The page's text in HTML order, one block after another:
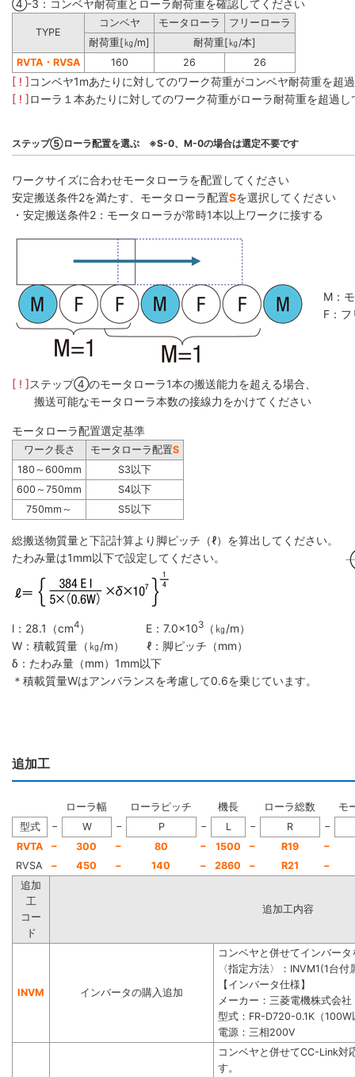
④-3：コンベヤ耐荷重とローラ耐荷重を確認してください
TYPE
コンベヤ モータローラ
フリーローラ
耐荷重[㎏/m]
耐荷重[㎏/本]
RVTA・RVSA
160 26 26
[ ! ]コンベヤ1mあたりに対してのワーク荷重がコンベヤ耐荷重を超
[ ! ]ローラ１本あたりに対してのワーク荷重がローラ耐荷重を超過
ステップ⑤ローラ配置を選ぶ ※S-0、M-0の場合は選定不要です
ワークサイズに合わせモータローラを配置してください
安定搬送条件2を満たす、モータローラ配置Sを選択してください
・安定搬送条件2：モータローラが常時1本以上ワークに接する
M：
F：
[ ! ]ステップ④のモータローラ1本の搬送能力を超える場合、
搬送可能なモータローラ本数の接線力をかけてください
モータローラ配置選定基準
ワーク長さ モータローラ配置S
180～600mm
S3以下
600～750mm
S4以下
750mm～
S5以下
総搬送物質量と下記計算より脚ピッチ（ℓ）を算出してください。
たわみ量は1mm以下で設定してください。
l：28.1（cm4） E：7.0×103
（㎏/m）
W：積載質量（㎏/m） ℓ：脚ピッチ（mm）
δ：たわみ量（mm）1mm以下
＊積載質量Wはアンバランスを考慮して0.6を乗じています。
追加工
ローラ幅 ローラピッチ 機長 ローラ総数
モ
型式
− W − P − L − R
−
RVTA
− 300 − 80 − 1500 − R19
−
RVSA
− 450 − 140 − 2860 − R21
−
追加
工
コー
ド
追加工内容
INVM インバータの購入追加
コンベヤと併せてインバー
〈指定方法〉：INVM1(1台
【インバータ仕様】
メーカー：三菱電機株式会社
型式：FR-D720-0.1K（100W
電源：三相200V
コンベヤと併せてCC-Link対
す。